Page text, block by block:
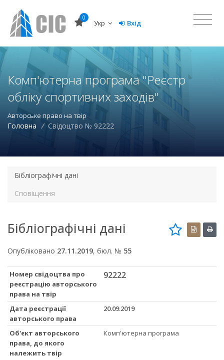
0
Укр Вхід
Комп'ютерна програма "Реєстр
обліку спортивних заходів"
Авторське право на твір
Головна / Свідоцтво № 92222
Бібліографічні дані
Сповіщення
Бібліографічні дані
Опубліковано 27.11.2019, бюл. № 55
Номер свідоцтва про
реєстрацію авторського
права на твір
92222
Дата реєстрації
авторського права
20.09.2019
Об'єкт авторського
права, до якого
належить твір
Комп'ютерна програма